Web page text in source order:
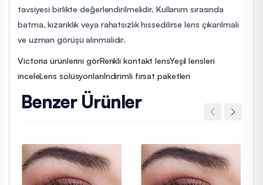
tavsiyesi birlikte değerlendirilmelidir. Kullanım sırasında
batma, kızarıklık veya rahatsızlık hissedilirse lens çıkarılmalı
ve uzman görüşü alınmalıdır.
Victoria ürünlerini görRenkli kontakt lensYeşil lensleri
inceleLens solüsyonlarıİndirimli fırsat paketleri
Benzer Ürünler